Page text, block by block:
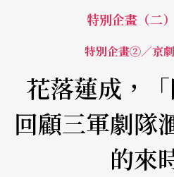
特別企畫（二
特別企畫②／京
花落蓮成，
回顧三軍劇隊
的來